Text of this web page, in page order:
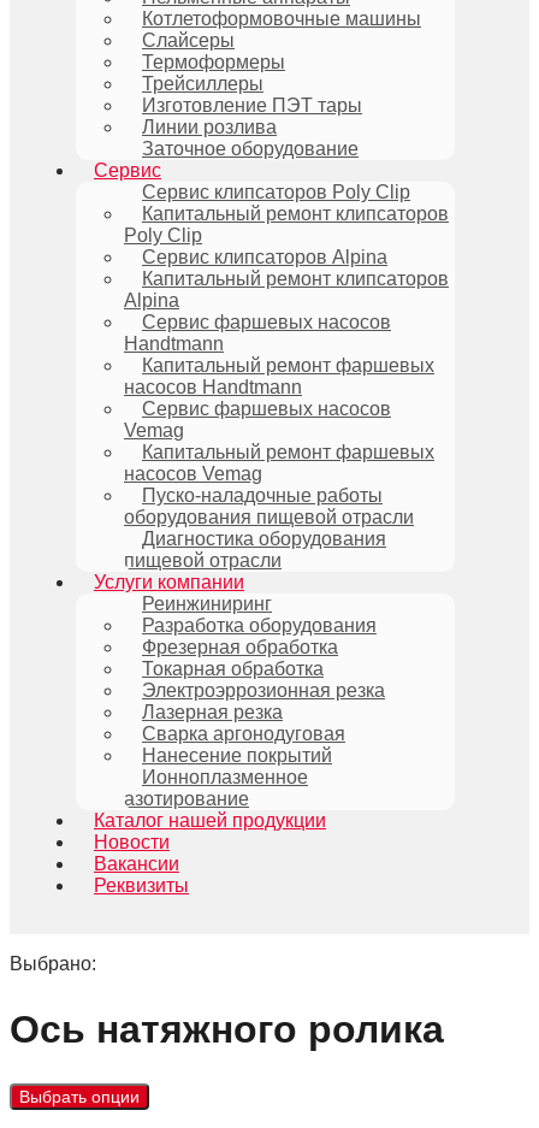
Котлетоформовочные машины
Слайсеры
Термоформеры
Трейсиллеры
Изготовление ПЭТ тары
Линии розлива
Заточное оборудование
Сервис
Сервис клипсаторов Poly Clip
Капитальный ремонт клипсаторов
Poly Clip
Сервис клипсаторов Alpina
Капитальный ремонт клипсаторов
Alpina
Сервис фаршевых насосов
Handtmann
Капитальный ремонт фаршевых
насосов Handtmann
Сервис фаршевых насосов
Vemag
Капитальный ремонт фаршевых
насосов Vemag
Пуско-наладочные работы
оборудования пищевой отрасли
Диагностика оборудования
пищевой отрасли
Услуги компании
Реинжиниринг
Разработка оборудования
Фрезерная обработка
Токарная обработка
Электроэррозионная резка
Лазерная резка
Сварка аргонодуговая
Нанесение покрытий
Ионноплазменное
азотирование
Каталог нашей продукции
Новости
Вакансии
Реквизиты
Выбрано:
Ось натяжного ролика
Выбрать опции